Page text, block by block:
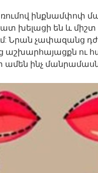
ինքնամփոփ
խելացի են և միշտ
Նրան չափազանց
աշխարհայացքն ու
ամեն ինչ